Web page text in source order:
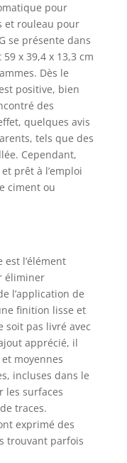
facilement
ce qui
les
construction.
】Taille
à
30 x 14 cm ;
du pic : 2,6
de
du rouleau :
support : 5
à
des dents
un
serré entre
anti-
démontage et
plus
Large
: ce kit
nivellement
d'utilisation, il
utilisé pour
pour
et rouleau pour
se présente dans
x 39,4 x 13,3 cm
Dès le
positive, bien
des
quelques avis
tels que des
Cependant,
prêt à l’emploi
ciment ou
l’élément
éliminer
l’application de
finition lisse et
soit pas livré avec
apprécié, il
moyennes
incluses dans le
les surfaces
traces.
exprimé des
trouvant parfois